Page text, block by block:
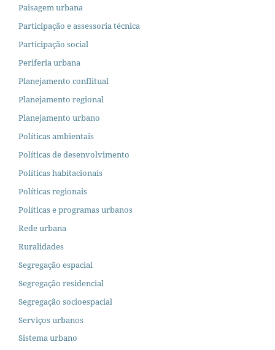
Paisagem urbana
Participação e assessoria técnica
Participação social
Periferia urbana
Planejamento conflitual
Planejamento regional
Planejamento urbano
Políticas ambientais
Políticas de desenvolvimento
Políticas habitacionais
Políticas regionais
Políticas e programas urbanos
Rede urbana
Ruralidades
Segregação espacial
Segregação residencial
Segregação socioespacial
Serviços urbanos
Sistema urbano